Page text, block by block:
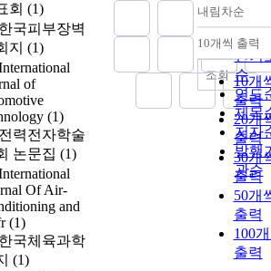
회 (1)
한국피부장벽
지 (1)
of
(1)
전력전자학술
논문집 (1)
Of Air-
and
(1)
한국체육과학
(1)
analogue scale
score for pain
3 to 6 in 15
patients. There
were no
complaints of
functional
limitation.
was no
between the
degree of
degeneration
clinical
(p = 1.000).
Curettage was
정확
순
인기
순
연도
제목
저자
발행
관순
내림차순
내림
10개씩 출력
10개
출력
20개
출력
30개
출력
50개
출력
100
출력
조회